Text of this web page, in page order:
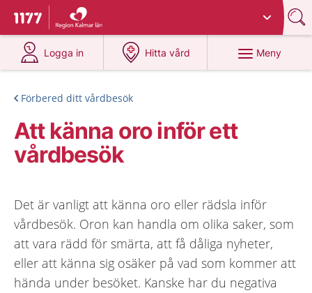
Till startsidan för 1177
Du har valt region
Logga in
på 1177.se
Hitta vård
på 1177.se
Meny
Förbered ditt vårdbesök
Att känna oro inför ett
vårdbesök
Det är vanligt att känna oro eller rädsla inför
vårdbesök. Oron kan handla om olika saker, som
att vara rädd för smärta, att få dåliga nyheter,
eller att känna sig osäker på vad som kommer att
hända under besöket. Kanske har du negativa